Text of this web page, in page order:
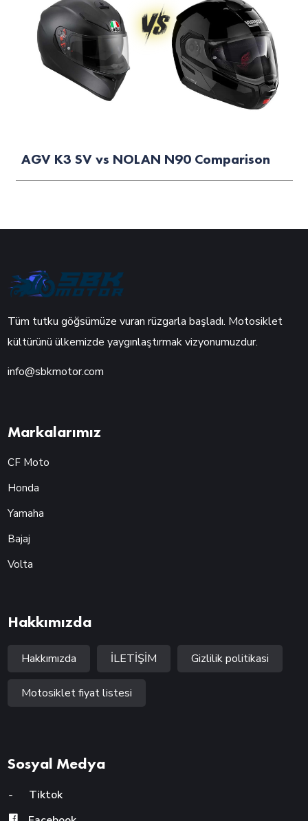
AGV K3 SV vs NOLAN N90 Comparison
Tüm tutku göğsümüze vuran rüzgarla başladı. Motosiklet
kültürünü ülkemizde yaygınlaştırmak vizyonumuzdur.
info@sbkmotor.com
Markalarımız
CF Moto
Honda
Yamaha
Bajaj
Volta
Hakkımızda
Hakkımızda İLETİŞİM Gizlilik politikasi
Motosiklet fiyat listesi
Sosyal Medya
-
Tiktok